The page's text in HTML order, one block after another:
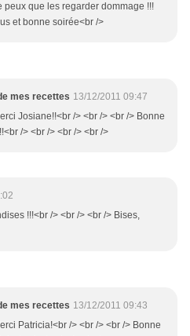
peux que les regarder dommage !!!
et bonne soirée<br />
mes recettes 13/12/2011 09:47
Josiane!!<br /> <br /> <br /> Bonne
/> <br /> <br /> <br />
!!!<br /> <br /> <br /> Bises,
mes recettes 13/12/2011 09:43
Patricia!<br /> <br /> <br /> Bonne